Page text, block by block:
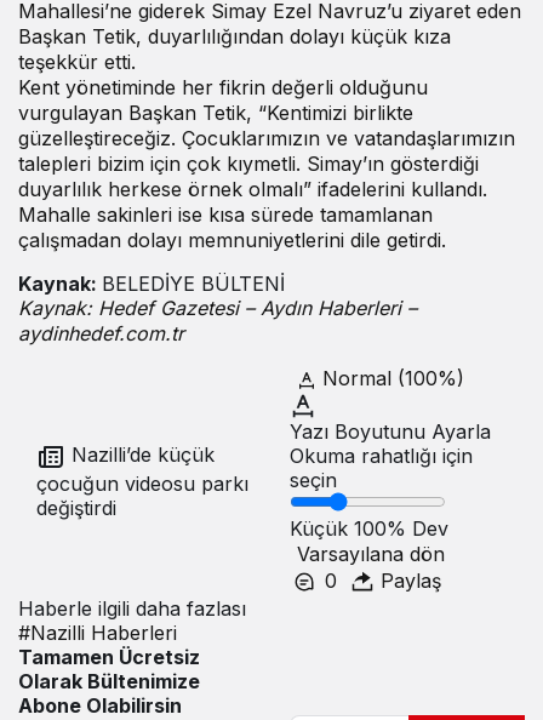
Mahallesi’ne giderek Simay Ezel Navruz’u ziyaret eden
Başkan Tetik, duyarlılığından dolayı küçük kıza
teşekkür etti.
Kent yönetiminde her fikrin değerli olduğunu
vurgulayan Başkan Tetik, “Kentimizi birlikte
güzelleştireceğiz. Çocuklarımızın ve vatandaşlarımızın
talepleri bizim için çok kıymetli. Simay’ın gösterdiği
duyarlılık herkese örnek olmalı” ifadelerini kullandı.
Mahalle sakinleri ise kısa sürede tamamlanan
çalışmadan dolayı memnuniyetlerini dile getirdi.
Kaynak: BELEDİYE BÜLTENİ
Kaynak: Hedef Gazetesi – Aydın Haberleri –
aydinhedef.com.tr
Nazilli’de küçük
çocuğun videosu parkı
değiştirdi
Normal (100%)
Yazı Boyutunu Ayarla
Okuma rahatlığı için
seçin
Küçük 100% Dev
Varsayılana dön
0
Paylaş
Haberle ilgili daha fazlası
#Nazilli Haberleri
Tamamen Ücretsiz
Olarak Bültenimize
Abone Olabilirsin